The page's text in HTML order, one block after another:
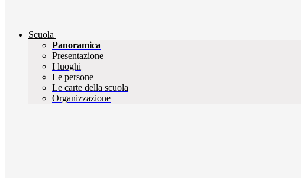
Scuola
Panoramica
Presentazione
I luoghi
Le persone
Le carte della scuola
Organizzazione